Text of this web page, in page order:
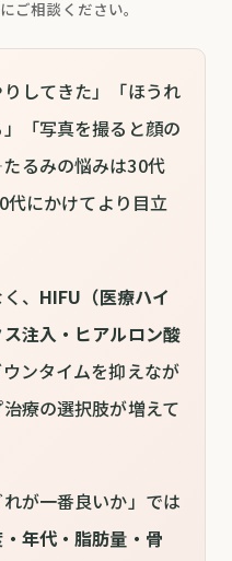
ご相談ください。
りしてきた」「ほうれ
「写真を撮ると顔の
るみの悩みは30代
代にかけてより目立
、 HIFU（医療ハイ
注入・ヒアルロン酸
ンタイムを抑えなが
療の選択肢が増えて
が一番良いか」では
年代・脂肪量・骨